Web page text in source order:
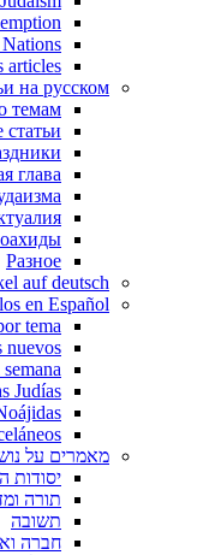
articles
на русском
темам
глава
Разное
auf deutsch
en Español
tema
nuevos
Judías
מאמרים על
יסודות
תורה
תשובה
חברה